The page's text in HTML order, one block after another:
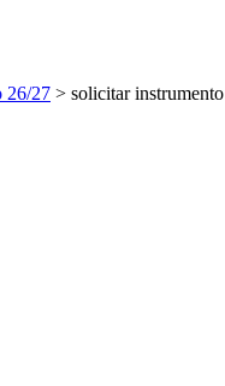
26/27 > solicitar instrumento